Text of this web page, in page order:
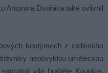
Antonína Dvořáka také ovlivnil
kostýmech z rodinného
neobvyklou uměleckou
vila hraběte Kounice,